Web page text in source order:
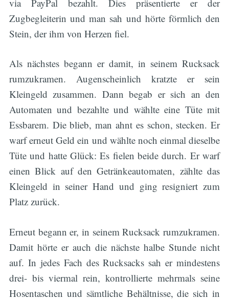
via PayPal bezahlt. Dies präsentierte er der
Zugbegleiterin und man sah und hörte förmlich den
Stein, der ihm von Herzen fiel.
Als nächstes begann er damit, in seinem Rucksack
rumzukramen. Augenscheinlich kratzte er sein
Kleingeld zusammen. Dann begab er sich an den
Automaten und bezahlte und wählte eine Tüte mit
Essbarem. Die blieb, man ahnt es schon, stecken. Er
warf erneut Geld ein und wählte noch einmal dieselbe
Tüte und hatte Glück: Es fielen beide durch. Er warf
einen Blick auf den Getränkeautomaten, zählte das
Kleingeld in seiner Hand und ging resigniert zum
Platz zurück.
Erneut begann er, in seinem Rucksack rumzukramen.
Damit hörte er auch die nächste halbe Stunde nicht
auf. In jedes Fach des Rucksacks sah er mindestens
drei- bis viermal rein, kontrollierte mehrmals seine
Hosentaschen und sämtliche Behältnisse, die sich in